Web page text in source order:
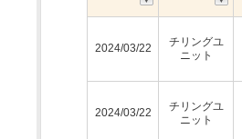
2024/03/22
チリングユ
ニット
2024/03/22
チリングユ
ニット